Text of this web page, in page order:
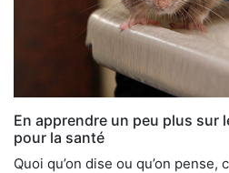
En apprendre un peu plus sur
pour la santé
Quoi qu’on dise ou qu’on